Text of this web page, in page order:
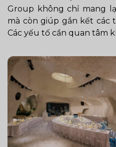
Group không chỉ mang
mà còn giúp gắn kết các
Các yếu tố cần quan tâm